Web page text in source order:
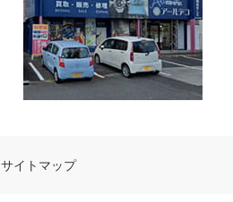
サイトマップ